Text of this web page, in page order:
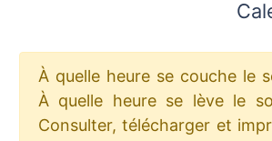
À quelle heure se couche le
À quelle heure se lève le
Consulter, télécharger et